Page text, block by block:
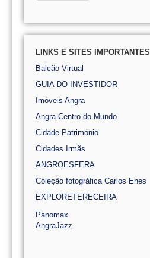
LINKS E SITES IMPORTANTES
Balcão Virtual
GUIA DO INVESTIDOR
Imóveis Angra
Angra-Centro do Mundo
Cidade Património
Cidades Irmãs
ANGROESFERA
Coleção fotográfica Carlos Enes
EXPLORETERECEIRA
Panomax
AngraJazz